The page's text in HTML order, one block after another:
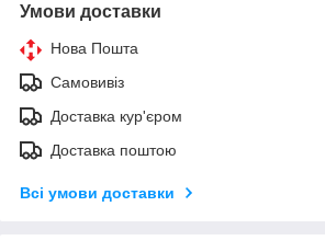
Умови доставки
Нова Пошта
Самовивіз
Доставка кур'єром
Доставка поштою
Всі умови доставки